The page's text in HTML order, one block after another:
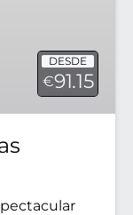
DESDE
€91.15